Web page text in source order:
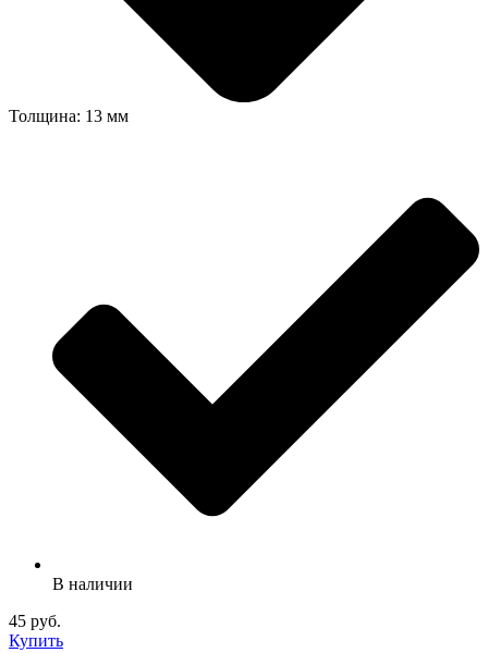
Толщина: 13 мм
В наличии
45 руб.
Купить